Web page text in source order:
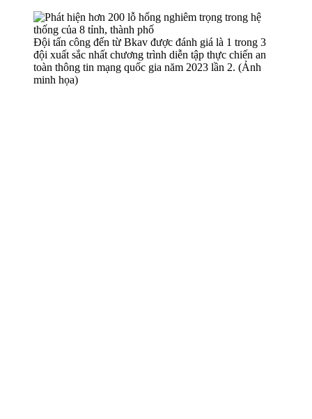
Đội tấn công đến từ Bkav được đánh giá là 1 trong 3
đội xuất sắc nhất chương trình diễn tập thực chiến an
toàn thông tin mạng quốc gia năm 2023 lần 2. (Ảnh
minh họa)